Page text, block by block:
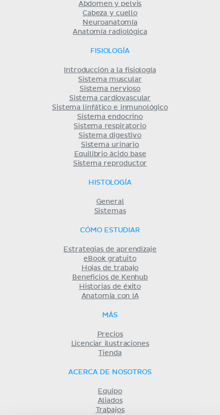
Abdomen y pelvis
Cabeza y cuello
Neuroanatomía
Anatomía radiológica
FISIOLOGÍA
Introducción a la fisiología
Sistema muscular
Sistema nervioso
Sistema cardiovascular
Sistema linfático e inmunológico
Sistema endocrino
Sistema respiratorio
Sistema digestivo
Sistema urinario
Equilibrio ácido base
Sistema reproductor
HISTOLOGÍA
General
Sistemas
CÓMO ESTUDIAR
Estrategias de aprendizaje
eBook gratuito
Hojas de trabajo
Beneficios de Kenhub
Historias de éxito
Anatomia con IA
MÁS
Precios
Licenciar ilustraciones
Tienda
ACERCA DE NOSOTROS
Equipo
Aliados
Trabajos